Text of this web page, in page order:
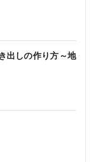
出しの作り方～地